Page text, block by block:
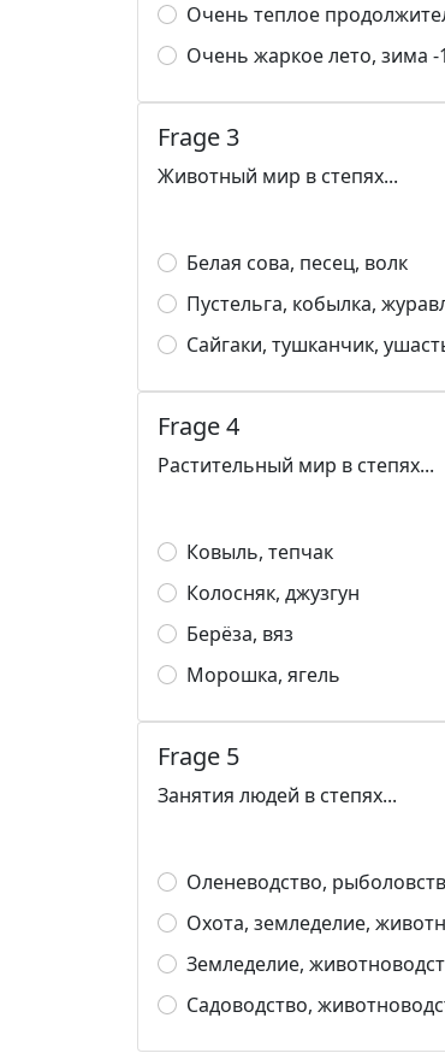
Очень теплое
Очень жаркое лето, зима -
Frage 3
Животный мир в степях...
Белая сова, песец, волк
Пустельга, кобылка,
Сайгаки, тушканчик,
Frage 4
Растительный мир в степях...
Ковыль, тепчак
Колосняк, джузгун
Берёза, вяз
Морошка, ягель
Frage 5
Занятия людей в степях...
Оленеводство,
Охота, земледелие,
Земледелие,
Садоводство,